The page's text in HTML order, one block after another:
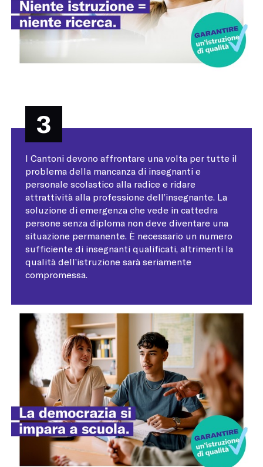
3
I Cantoni devono affrontare una volta per tutte il
problema della mancanza di insegnanti e
personale scolastico alla radice e ridare
attrattività alla professione dell’insegnante. La
soluzione di emergenza che vede in cattedra
persone senza diploma non deve diventare una
situazione permanente. È necessario un numero
sufficiente di insegnanti qualificati, altrimenti la
qualità dell’istruzione sarà seriamente
compromessa.